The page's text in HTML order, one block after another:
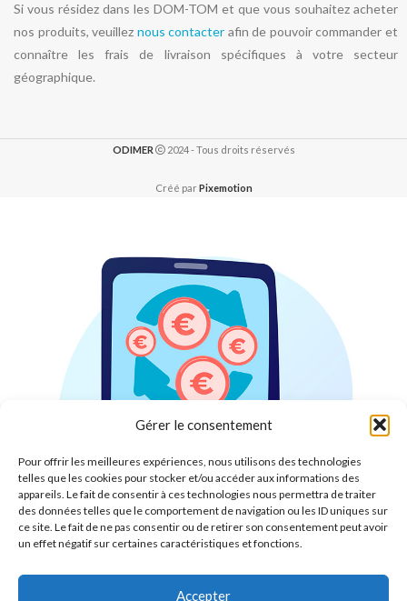
Gérer le consentement
Pour offrir les meilleures expériences, nous utilisons des technologies
telles que les cookies pour stocker et/ou accéder aux informations des
appareils. Le fait de consentir à ces technologies nous permettra de traiter
des données telles que le comportement de navigation ou les ID uniques sur
ce site. Le fait de ne pas consentir ou de retirer son consentement peut avoir
un effet négatif sur certaines caractéristiques et fonctions.
Accepter
Si vous résidez dans les DOM-TOM et que vous souhaitez acheter
nos produits, veuillez nous contacter afin de pouvoir commander et
connaître les frais de livraison spécifiques à votre secteur
géographique.
ODIMER 2024 - Tous droits réservés
Créé parPixemotion